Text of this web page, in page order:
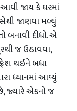
જાય કે ઘરમાં
જાણવા મળ્યું
બનાવી દીધો. એ
જ ઉઠાવવા,
થઈને બધા
ધ્યાનમાં આવ્યું
જ્યારે એકનો જ